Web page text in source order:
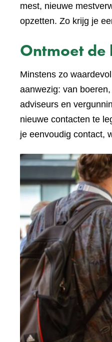
mest, nieuwe
opzetten. Zo krijg je
Ontmoet de
Minstens zo
aanwezig: van
adviseurs en
nieuwe contacten te
je eenvoudig contact,